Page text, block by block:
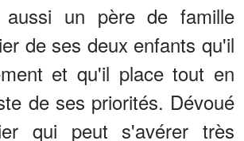
un père de famille
de ses deux enfants qu'il
et qu'il place tout en
de ses priorités. Dévoué
qui peut s'avérer très